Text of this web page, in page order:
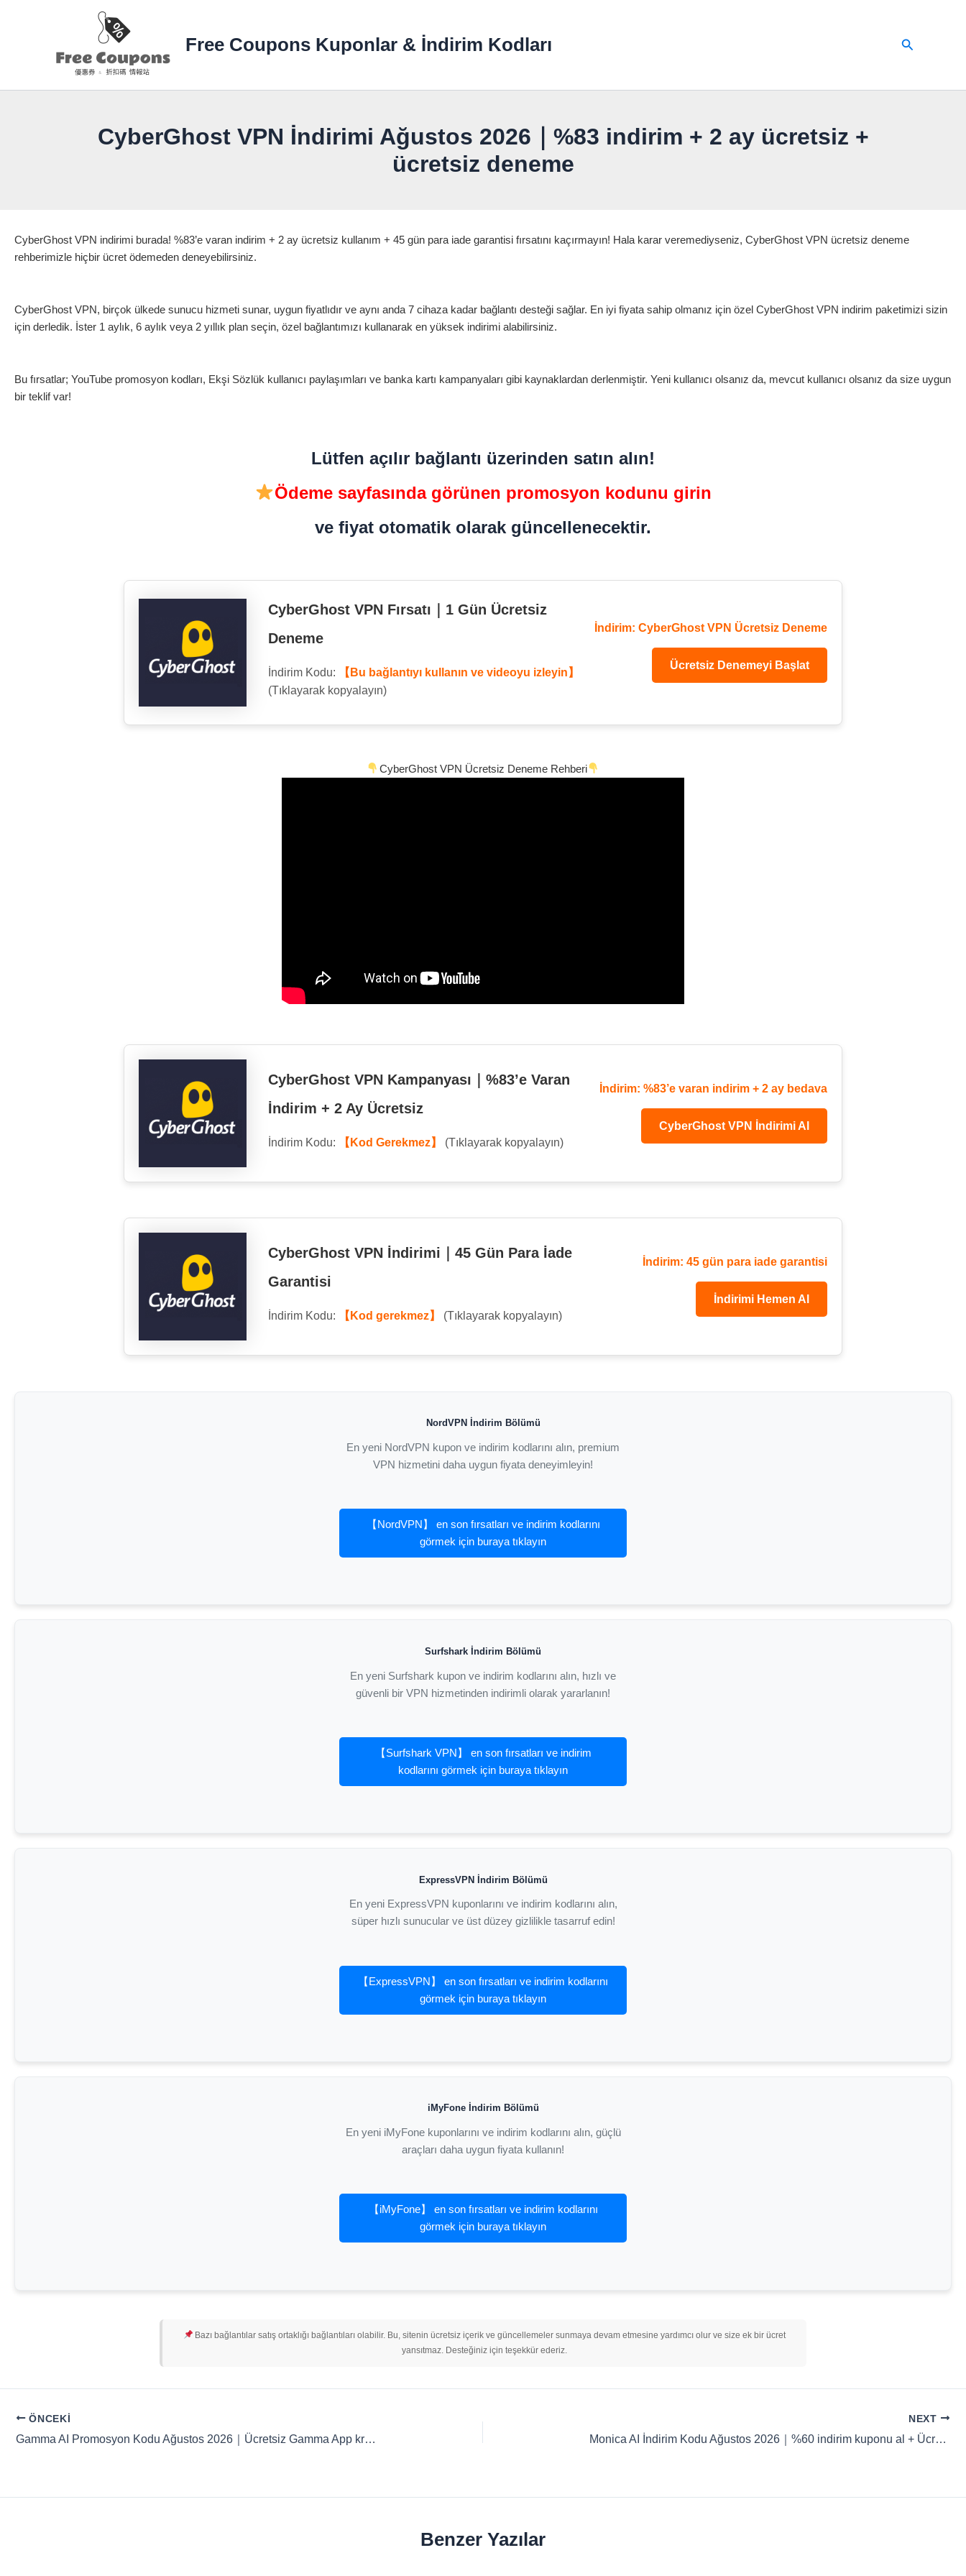
Free Coupons Kuponlar & İndirim Kodları Arama
CyberGhost VPN İndirimi Ağustos 2026｜%83 indirim + 2 ay ücretsiz +
ücretsiz deneme
CyberGhost VPN indirimi burada! %83’e varan indirim + 2 ay ücretsiz kullanım + 45 gün para iade garantisi fırsatını kaçırmayın! Hala karar veremediyseniz, CyberGhost VPN ücretsiz deneme
rehberimizle hiçbir ücret ödemeden deneyebilirsiniz.
CyberGhost VPN, birçok ülkede sunucu hizmeti sunar, uygun fiyatlıdır ve aynı anda 7 cihaza kadar bağlantı desteği sağlar. En iyi fiyata sahip olmanız için özel CyberGhost VPN indirim paketimizi sizin
için derledik. İster 1 aylık, 6 aylık veya 2 yıllık plan seçin, özel bağlantımızı kullanarak en yüksek indirimi alabilirsiniz.
Bu fırsatlar; YouTube promosyon kodları, Ekşi Sözlük kullanıcı paylaşımları ve banka kartı kampanyaları gibi kaynaklardan derlenmiştir. Yeni kullanıcı olsanız da, mevcut kullanıcı olsanız da size uygun
bir teklif var!
Lütfen açılır bağlantı üzerinden satın alın!
Ödeme sayfasında görünen promosyon kodunu girin
ve fiyat otomatik olarak güncellenecektir.
CyberGhost VPN Fırsatı｜1 Gün Ücretsiz
Deneme
İndirim Kodu:
【Bu bağlantıyı kullanın ve videoyu izleyin】
(Tıklayarak kopyalayın)
İndirim: CyberGhost VPN Ücretsiz Deneme
Ücretsiz Denemeyi Başlat
CyberGhost VPN Ücretsiz Deneme Rehberi
CyberGhost VPN Kampanyası｜%83’e Varan
İndirim + 2 Ay Ücretsiz
İndirim Kodu: 【Kod Gerekmez】 (Tıklayarak kopyalayın)
İndirim: %83’e varan indirim + 2 ay bedava
CyberGhost VPN İndirimi Al
CyberGhost VPN İndirimi｜45 Gün Para İade
Garantisi
İndirim Kodu: 【Kod gerekmez】 (Tıklayarak kopyalayın)
İndirim: 45 gün para iade garantisi
İndirimi Hemen Al
NordVPN İndirim Bölümü
En yeni NordVPN kupon ve indirim kodlarını alın, premium
VPN hizmetini daha uygun fiyata deneyimleyin!
【NordVPN】 en son fırsatları ve indirim kodlarını
görmek için buraya tıklayın
Surfshark İndirim Bölümü
En yeni Surfshark kupon ve indirim kodlarını alın, hızlı ve
güvenli bir VPN hizmetinden indirimli olarak yararlanın!
【Surfshark VPN】 en son fırsatları ve indirim
kodlarını görmek için buraya tıklayın
ExpressVPN İndirim Bölümü
En yeni ExpressVPN kuponlarını ve indirim kodlarını alın,
süper hızlı sunucular ve üst düzey gizlilikle tasarruf edin!
【ExpressVPN】 en son fırsatları ve indirim kodlarını
görmek için buraya tıklayın
iMyFone İndirim Bölümü
En yeni iMyFone kuponlarını ve indirim kodlarını alın, güçlü
araçları daha uygun fiyata kullanın!
【iMyFone】 en son fırsatları ve indirim kodlarını
görmek için buraya tıklayın
Bazı bağlantılar satış ortaklığı bağlantıları olabilir. Bu, sitenin ücretsiz içerik ve güncellemeler sunmaya devam etmesine yardımcı olur ve size ek bir ücret
yansıtmaz. Desteğiniz için teşekkür ederiz.
ÖNCEKI
Gamma AI Promosyon Kodu Ağustos 2026｜Ücretsiz Gamma App kredisi + %30 indirim
NEXT
Monica AI İndirim Kodu Ağustos 2026｜%60 indirim kuponu al + Ücretsiz AI asistanı kullan
Benzer Yazılar